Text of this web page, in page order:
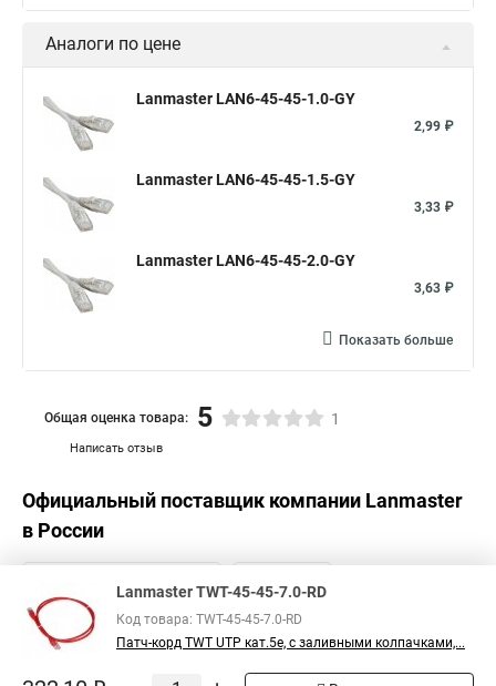
Аналоги по цене
Lanmaster LAN6-45-45-1.0-GY
2,99 ₽
Lanmaster LAN6-45-45-1.5-GY
3,33 ₽
Lanmaster LAN6-45-45-2.0-GY
3,63 ₽
Показать больше
Написать отзыв
Общая оценка товара: 5 1
Официальный поставщик компании Lanmaster
в России
Lanmaster TWT-45-45-7.0-RD
Код товара: TWT-45-45-7.0-RD
Патч-корд TWT UTP кат.5e, с заливными колпачками,...